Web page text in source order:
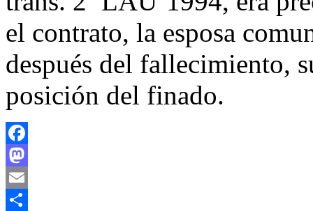
el contrato, la esposa
después del fallecimiento,
posición del finado.
Facebook
Mastodon
Email